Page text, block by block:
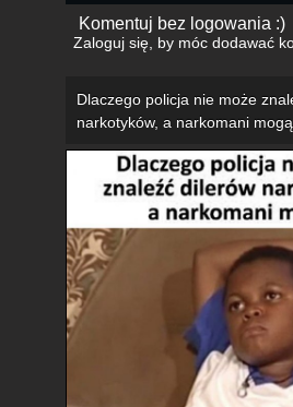
Komentuj bez logowania :)
Zaloguj się, by móc dodawać
Dlaczego policja nie może
narkotyków, a narkomani